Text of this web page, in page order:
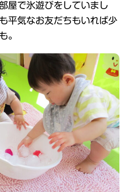
屋で氷遊びをしていまし
平気なお友だちもいれば少
。